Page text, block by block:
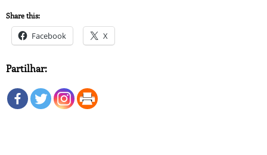
Share this:
Facebook X
Partilhar: